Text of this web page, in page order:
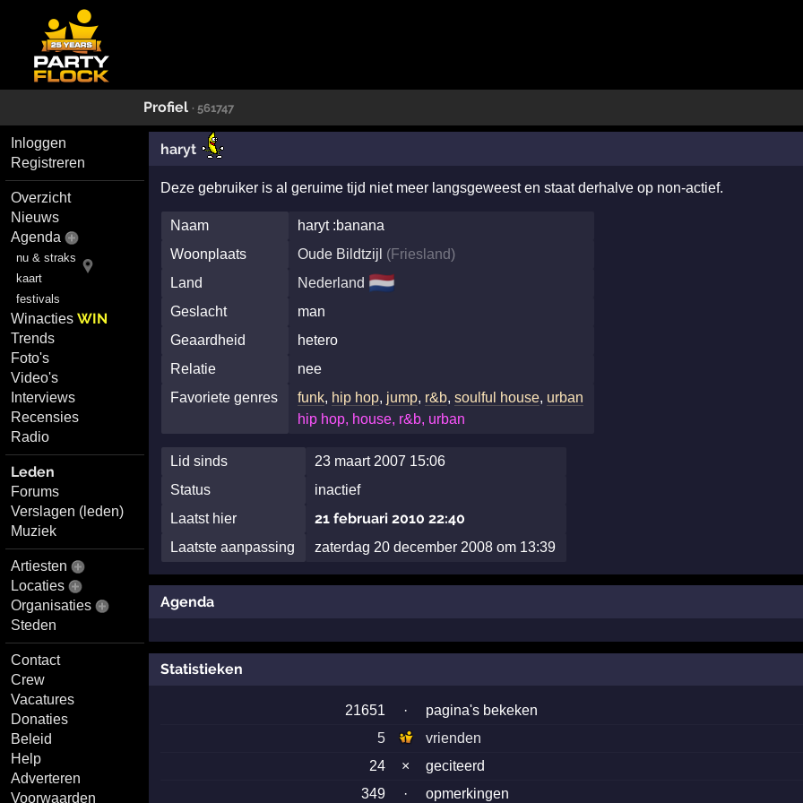
Profiel · 561747
Inloggen
Registreren
Overzicht
Nieuws
Agenda
nu & straks
kaart
festivals
WinactiesWIN
Trends
Foto's
Video's
Interviews
Recensies
Radio
Leden
Forums
Verslagen (leden)
Muziek
Artiesten
Locaties
Organisaties
Steden
Contact
Crew
Vacatures
Donaties
Beleid
Help
Adverteren
Voorwaarden
haryt
Deze gebruiker is al geruime tijd niet meer langsgeweest en staat derhalve op non-actief.
Naam
haryt :banana
Woonplaats
Oude Bildtzijl (Friesland)
Land
Nederland 🇳🇱
Geslacht
man
Geaardheid
hetero
Relatie
nee
Favoriete genres
funk, hip hop, jump, r&b,soulful house, urban
hip hop, house, r&b, urban
Lid sinds
23 maart 2007 15:06
Status
inactief
Laatst hier
21 februari 2010 22:40
Laatste aanpassing zaterdag 20 december 2008 om 13:39
Agenda
Statistieken
21651 ·
pagina's bekeken
5
vrienden
24
×
geciteerd
349
· opmerkingen